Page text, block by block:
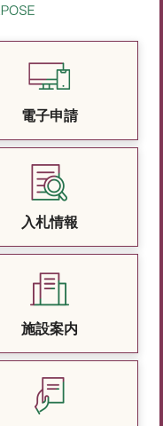
電子申請
入札情報
施設案内